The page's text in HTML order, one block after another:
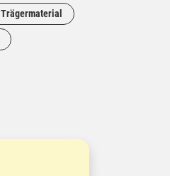
Trägermaterial